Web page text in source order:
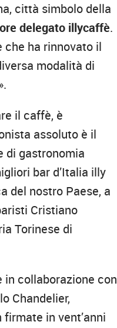
città simbolo della
delegato illycaffè.
che ha rinnovato il
modalità di
il caffè, è
assoluto è il
di gastronomia
bar d’Italia illy
del nostro Paese, a
Cristiano
Torinese di
collaborazione con
Chandelier,
in vent’anni